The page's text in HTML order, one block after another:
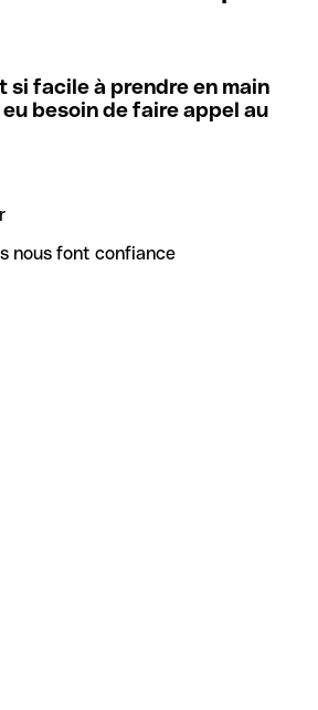
du code SWIFT que vous devriez
un outil de recherche de
de banque.
codes SWIFT. Ainsi, vous pouvez
codes SWIFT avant de réaliser vos
si facile à prendre en main
besoin de faire appel au
nous font confiance